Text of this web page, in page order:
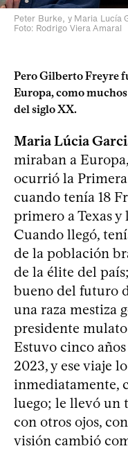
Peter Burke, y Maria Lucía
Foto: Rodrigo Viera Amaral
Pero Gilberto Freyre
Europa, como
del siglo XX.
Maria Lúcia
miraban a
ocurrió la
cuando tenía 18
primero a Texas y
Cuando llegó,
de la población
de la élite del
bueno del futuro
una raza mestiza
presidente
Estuvo cinco
2023, y ese viaje
inmediatamente,
luego; le llevó un
con otros ojos,
visión cambió